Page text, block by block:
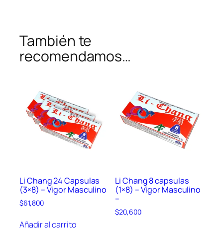
l
n
También te
recomendamos…
Li Chang 24 Capsulas
(3×8) – Vigor Masculino
$61,800
Añadir al carrito
Li Chang 8 capsulas
(1×8) – Vigor Masculino
–
$20,600